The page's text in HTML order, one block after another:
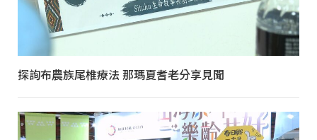
探詢布農族尾椎療法 那瑪夏耆老分享見聞